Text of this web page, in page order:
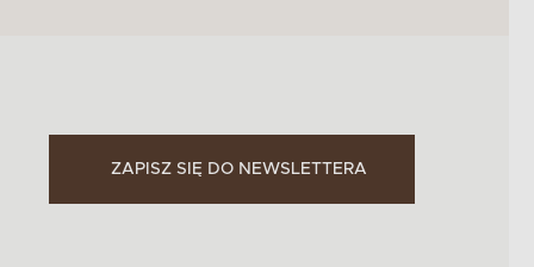
ZAPISZ SIĘ DO NEWSLETTERA